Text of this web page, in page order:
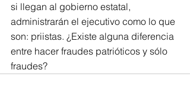
si llegan al gobierno estatal,
administrarán el ejecutivo como lo que
son: priistas. ¿Existe alguna diferencia
entre hacer fraudes patrióticos y sólo
fraudes?